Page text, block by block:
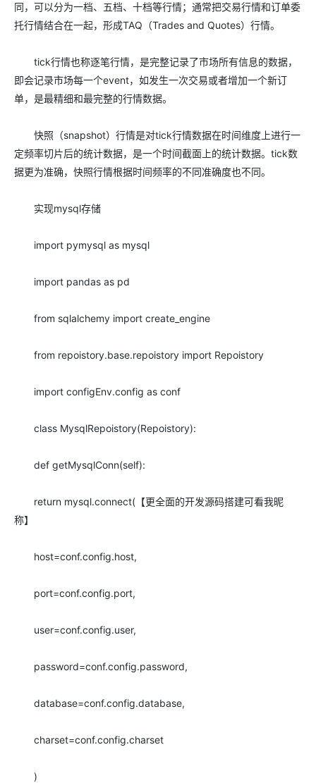
同，可以分为一档、五档、十档等行情；通常把交易行情和订单委
托行情结合在一起，形成TAQ（Trades and Quotes）行情。
tick行情也称逐笔行情，是完整记录了市场所有信息的数据，
即会记录市场每一个event，如发生一次交易或者增加一个新订
单，是最精细和最完整的行情数据。
快照（snapshot）行情是对tick行情数据在时间维度上进行一
定频率切片后的统计数据，是一个时间截面上的统计数据。tick数
据更为准确，快照行情根据时间频率的不同准确度也不同。
实现mysql存储
import pymysql as mysql
import pandas as pd
from sqlalchemy import create_engine
from repoistory.base.repoistory import Repoistory
import configEnv.config as conf
class MysqlRepoistory(Repoistory):
def getMysqlConn(self):
return mysql.connect(【更全面的开发源码搭建可看我昵
称】
host=conf.config.host,
port=conf.config.port,
user=conf.config.user,
password=conf.config.password,
database=conf.config.database,
charset=conf.config.charset
)